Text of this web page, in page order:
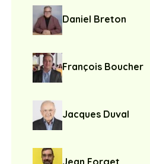
Daniel Breton
François Boucher
Jacques Duval
Jean Forget